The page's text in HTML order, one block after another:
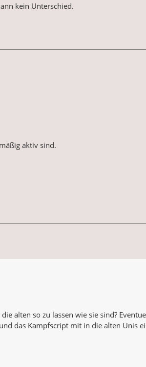
kein Unterschied.
aktiv sind.
alten so zu lassen wie sie sind?
das Kampfscript mit in die alten Unis